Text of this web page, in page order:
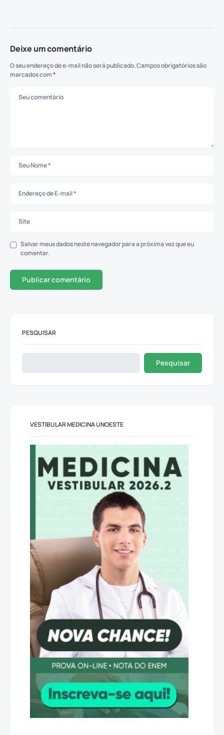
Deixe um comentário
O seu endereço de e-mail não será publicado.Campos obrigatórios são
marcados com*
Salvar meus dados neste navegador para a próxima vez que eu
comentar.
PESQUISAR
Pesquisar
VESTIBULAR MEDICINA UNOESTE